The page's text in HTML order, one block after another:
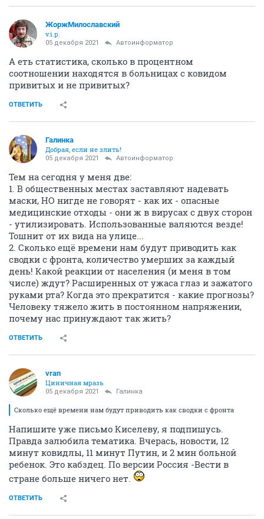
ЖоржМилославский
v.i.p.
05 декабря 2021 Автоинформатор
А еть статистика, сколько в процентном
соотношении находятся в больницах с ковидом
привитых и не привитых?
ОТВЕТИТЬ
Галинка
Добрая, если не злить!
05 декабря 2021 Автоинформатор
Тем на сегодня у меня две:
1. В общественных местах заставляют надевать
маски, НО нигде не говорят - как их - опасные
медицинские отходы - они ж в вирусах с двух сторон
- утилизировать. Использованные валяются везде!
Тошнит от их вида на улице...
2. Сколько ещё времени нам будут приводить как
сводки с фронта, количество умерших за каждый
день! Какой реакции от населения (и меня в том
числе) ждут? Расширенных от ужаса глаз и зажатого
руками рта? Когда это прекратится - какие прогнозы?
Человеку тяжело жить в постоянном напряжении,
почему нас принуждают так жить?
ОТВЕТИТЬ
vran
Циничная мразь
05 декабря 2021 Галинка
Сколько ещё времени нам будут приводить как сводки с фронта
Напишите уже письмо Киселеву, я подпишусь.
Правда залюбила тематика. Вчерась, новости, 12
минут ковидлы, 11 минут Путин, и 2 мин больной
ребенок. Это кабздец. По версии Россия -Вести в
стране больше ничего нет.
ОТВЕТИТЬ